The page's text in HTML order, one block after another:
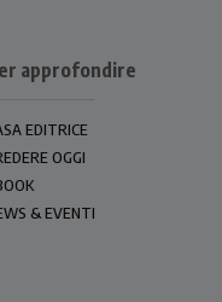
approfondire
EDITRICE
OGGI
& EVENTI